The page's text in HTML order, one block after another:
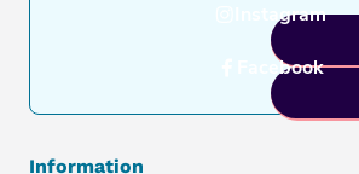
Instagram
Facebook
Information